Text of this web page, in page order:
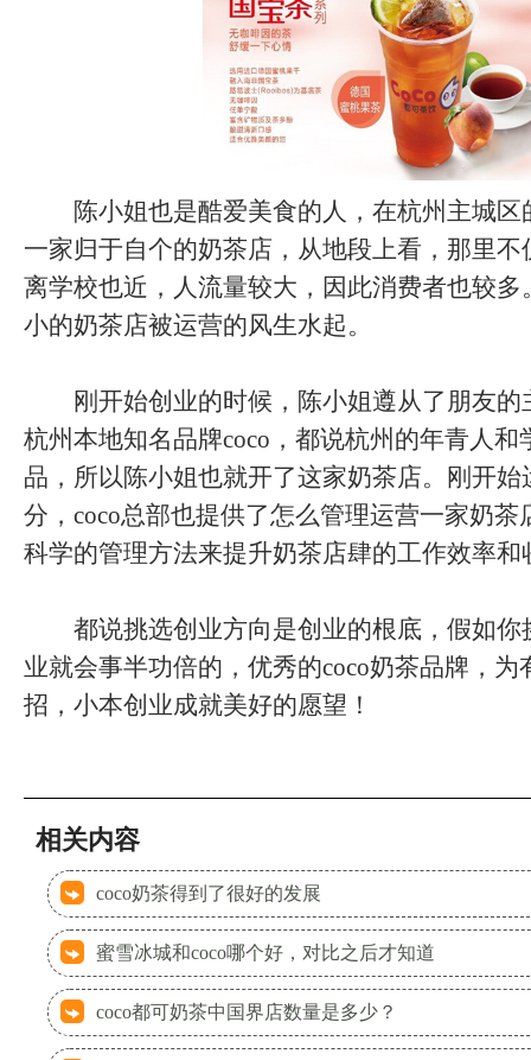
陈小姐也是酷爱美食的人，在杭州主城区
一家归于自个的奶茶店，从地段上看，那里
离学校也近，人流量较大，因此消费者也较多
小的奶茶店被运营的风生水起。
刚开始创业的时候，陈小姐遵从了朋友的
杭州本地知名品牌coco，都说杭州的年青人和
品，所以陈小姐也就开了这家奶茶店。刚开始
分，coco总部也提供了怎么管理运营一家奶茶
科学的管理方法来提升奶茶店肆的工作效率和
都说挑选创业方向是创业的根底，假如你
业就会事半功倍的，优秀的coco奶茶品牌，为
招，小本创业成就美好的愿望！
相关内容
coco奶茶得到了很好的发展
蜜雪冰城和coco哪个好，对比之后才知道
coco都可奶茶中国界店数量是多少？